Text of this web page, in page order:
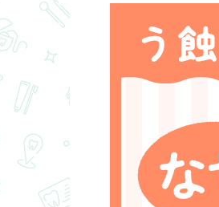
成人向け / 知識・コラム
歯と口の健康研究室
事業・財務資料
口腔保健普及啓発事業
活動実績